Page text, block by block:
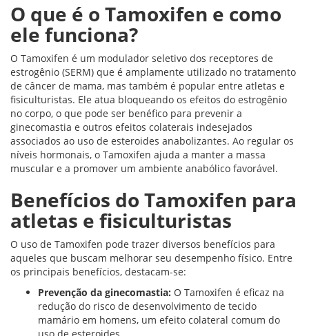
O que é o Tamoxifen e como
ele funciona?
O Tamoxifen é um modulador seletivo dos receptores de
estrogênio (SERM) que é amplamente utilizado no tratamento
de câncer de mama, mas também é popular entre atletas e
fisiculturistas. Ele atua bloqueando os efeitos do estrogênio
no corpo, o que pode ser benéfico para prevenir a
ginecomastia e outros efeitos colaterais indesejados
associados ao uso de esteroides anabolizantes. Ao regular os
níveis hormonais, o Tamoxifen ajuda a manter a massa
muscular e a promover um ambiente anabólico favorável.
Benefícios do Tamoxifen para
atletas e fisiculturistas
O uso de Tamoxifen pode trazer diversos benefícios para
aqueles que buscam melhorar seu desempenho físico. Entre
os principais benefícios, destacam-se:
Prevenção da ginecomastia: O Tamoxifen é eficaz na
redução do risco de desenvolvimento de tecido
mamário em homens, um efeito colateral comum do